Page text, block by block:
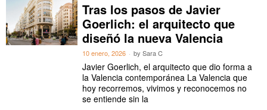
Tras los pasos de Javier
Goerlich: el arquitecto que
diseñó la nueva Valencia
10 enero, 2026 bySara C
Javier Goerlich, el arquitecto que dio forma a
la Valencia contemporánea La Valencia que
hoy recorremos, vivimos y reconocemos no
se entiende sin la